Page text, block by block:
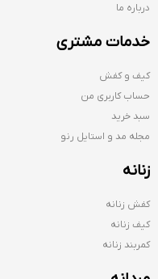
درباره ما
خدمات مشتری
کیف و کفش
حساب کاربری من
سبد خرید
مجله مد و استایل رنو
زنانه
کفش زنانه
کیف زنانه
کمربند زنانه